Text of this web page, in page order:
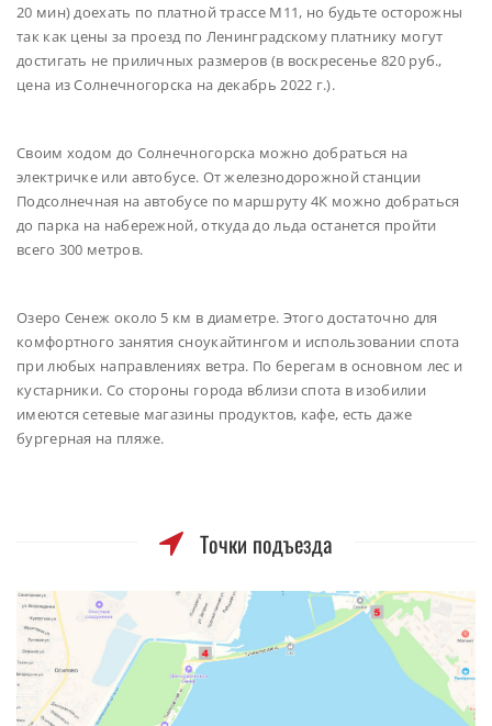
20 мин) доехать по платной трассе М11, но будьте осторожны
так как цены за проезд по Ленинградскому платнику могут
достигать не приличных размеров (в воскресенье 820 руб.,
цена из Солнечногорска на декабрь 2022 г.).
Своим ходом до Солнечногорска можно добраться на
электричке или автобусе. От железнодорожной станции
Подсолнечная на автобусе по маршруту 4К можно добраться
до парка на набережной, откуда до льда останется пройти
всего 300 метров.
Озеро Сенеж около 5 км в диаметре. Этого достаточно для
комфортного занятия сноукайтингом и использовании спота
при любых направлениях ветра. По берегам в основном лес и
кустарники. Со стороны города вблизи спота в изобилии
имеются сетевые магазины продуктов, кафе, есть даже
бургерная на пляже.
Точки подъезда